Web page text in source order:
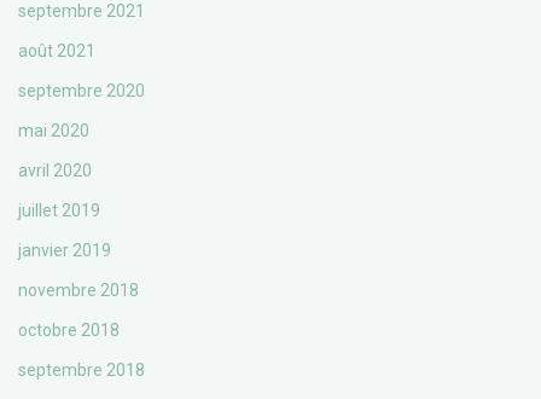
septembre 2021
août 2021
septembre 2020
mai 2020
avril 2020
juillet 2019
janvier 2019
novembre 2018
octobre 2018
septembre 2018